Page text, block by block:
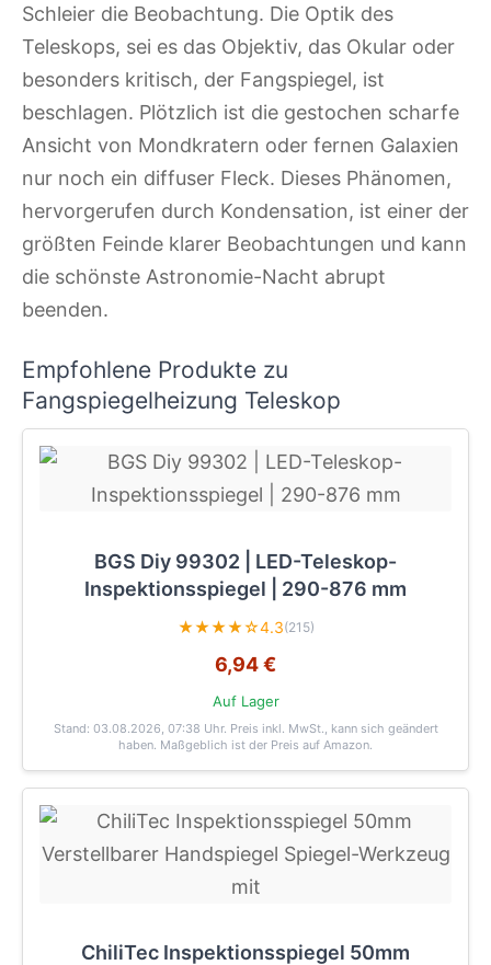
Schleier die Beobachtung. Die Optik des
Teleskops, sei es das Objektiv, das Okular oder
besonders kritisch, der Fangspiegel, ist
beschlagen. Plötzlich ist die gestochen scharfe
Ansicht von Mondkratern oder fernen Galaxien
nur noch ein diffuser Fleck. Dieses Phänomen,
hervorgerufen durch Kondensation, ist einer der
größten Feinde klarer Beobachtungen und kann
die schönste Astronomie-Nacht abrupt
beenden.
Empfohlene Produkte zu
Fangspiegelheizung Teleskop
BGS Diy 99302 | LED-Teleskop-
Inspektionsspiegel | 290-876 mm
★★★★☆4.3(215)
6,94 €
Auf Lager
Stand: 03.08.2026, 07:38 Uhr. Preis inkl. MwSt., kann sich geändert
haben. Maßgeblich ist der Preis auf Amazon.
ChiliTec Inspektionsspiegel 50mm